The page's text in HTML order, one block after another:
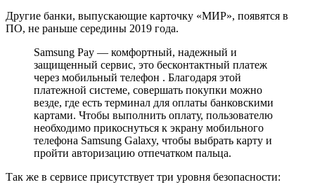
Другие банки, выпускающие карточку «МИР», появятся в
ПО, не раньше середины 2019 года.
Samsung Pay — комфортный, надежный и
защищенный сервис, это бесконтактный платеж
через мобильный телефон . Благодаря этой
платежной системе, совершать покупки можно
везде, где есть терминал для оплаты банковскими
картами. Чтобы выполнить оплату, пользователю
необходимо прикоснуться к экрану мобильного
телефона Samsung Galaxy, чтобы выбрать карту и
пройти авторизацию отпечатком пальца.
Так же в сервисе присутствует три уровня безопасности: